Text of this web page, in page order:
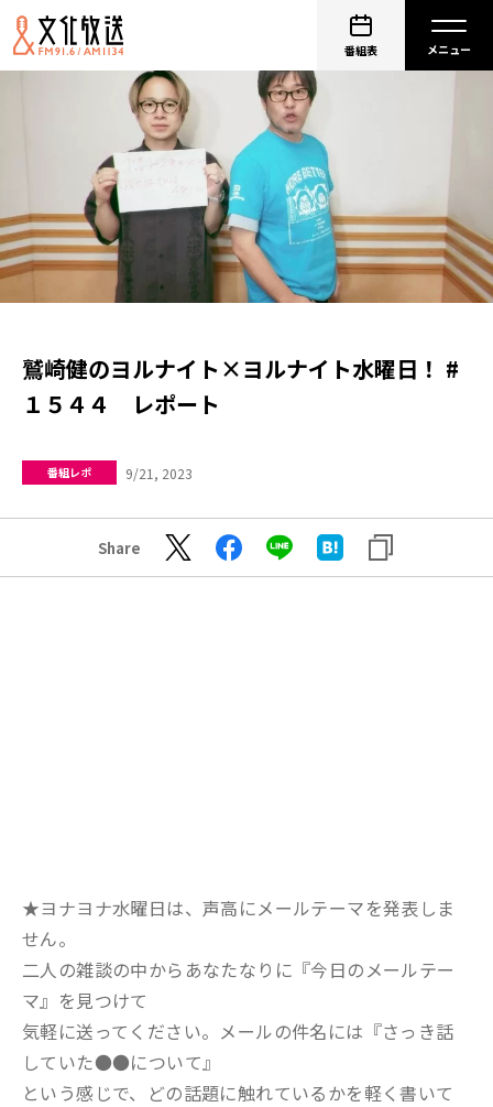
番組表
鷲崎健のヨルナイト×ヨルナイト水曜日！ #
１５４４ レポート
番組レポ 9/21, 2023
Share
★ヨナヨナ水曜日は、声高にメールテーマを発表しま
せん。
二人の雑談の中からあなたなりに『今日のメールテー
マ』を見つけて
気軽に送ってください。メールの件名には『さっき話
していた●●について』
という感じで、どの話題に触れているかを軽く書いて